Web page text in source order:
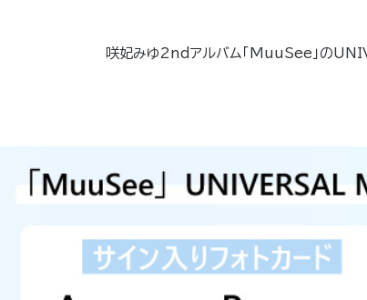
咲妃みゆ2ndアルバム「MuuSee」の